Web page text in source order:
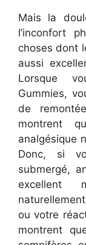
Mais la
l’inconfort
choses dont
aussi
Lorsque
Gummies,
de
montrent
analgésique
Donc, si
submergé,
excellent
ou votre
montrent